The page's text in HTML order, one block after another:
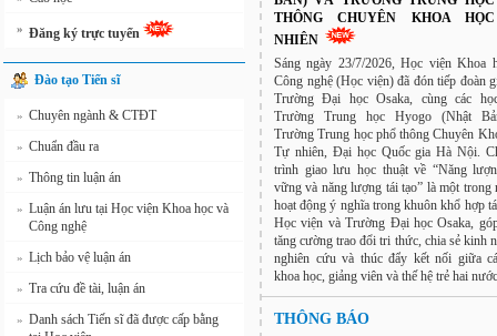
» Đăng ký trực tuyến
Đào tạo Tiến sĩ
» Chuyên ngành & CTĐT
» Chuẩn đầu ra
» Thông tin luận án
» Luận án lưu tại Học viện Khoa học và
Công nghệ
» Lịch bảo vệ luận án
» Tra cứu đề tài, luận án
» Danh sách Tiến sĩ đã được cấp bằng
THÔNG CHUYÊN KHOA
NHIÊN
Sáng ngày 23/7/2026, Học viện Khoa
Công nghệ (Học viện) đã đón tiếp đoàn
Trường Đại học Osaka, cùng các
Trường Trung học Hyogo (Nhật
Trường Trung học phổ thông Chuyên
Tự nhiên, Đại học Quốc gia Hà Nội.
trình giao lưu học thuật về “Năng
vững và năng lượng tái tạo” là một trong
hoạt động ý nghĩa trong khuôn khổ hợp
Học viện và Trường Đại học Osaka,
tăng cường trao đổi tri thức, chia sẻ kinh
nghiên cứu và thúc đẩy kết nối giữa
khoa học, giảng viên và thế hệ trẻ hai
THÔNG BÁO